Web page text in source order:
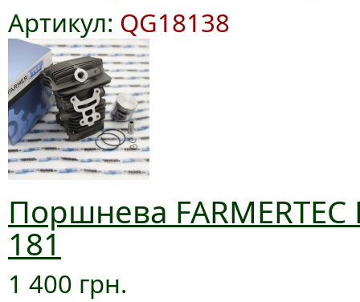
Артикул: QG18138
Поршнева
181
1 400 грн.